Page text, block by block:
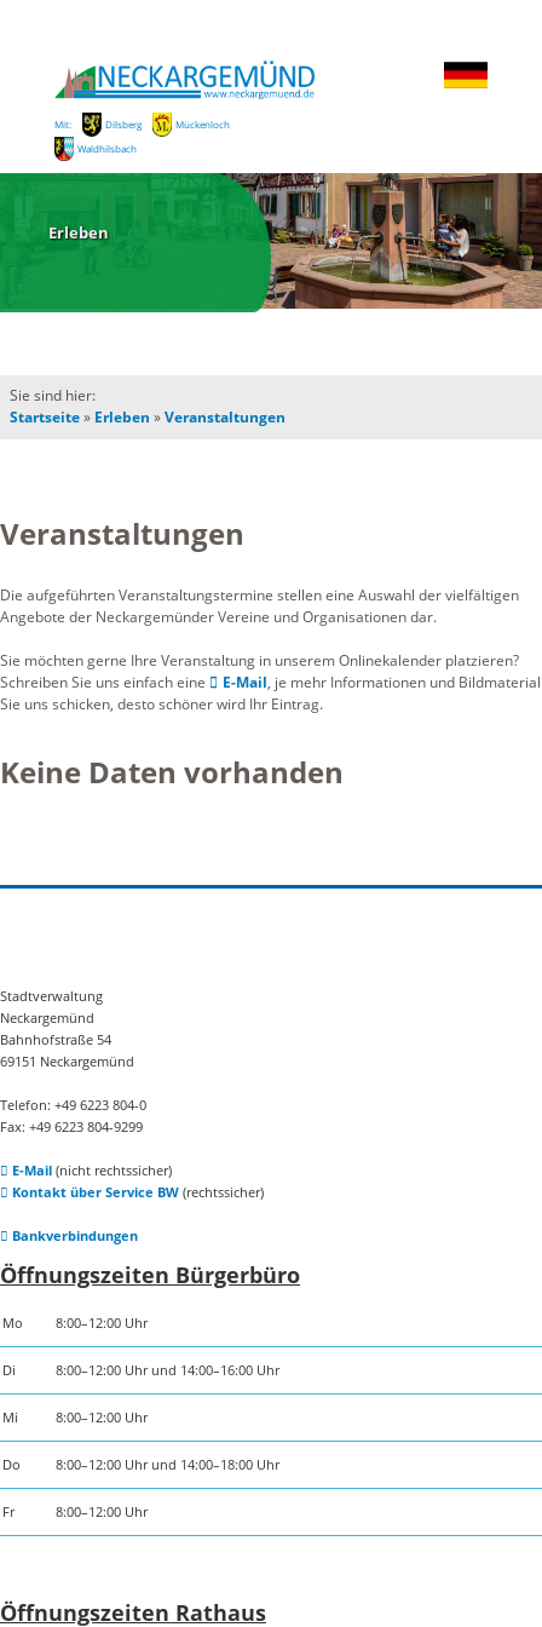
Mit: Dilsberg
Mückenloch
Waldhilsbach
Erleben
Sie sind hier:
Startseite» Erleben »Veranstaltungen
Veranstaltungen
Die aufgeführten Veranstaltungstermine stellen eine Auswahl der vielfältigen
Angebote der Neckargemünder Vereine und Organisationen dar.
Sie möchten gerne Ihre Veranstaltung in unserem Onlinekalender platzieren?
Schreiben Sie uns einfach eine
E-Mail, je mehr Informationen und Bildmaterial
Sie uns schicken, desto schöner wird Ihr Eintrag.
Keine Daten vorhanden
Stadtverwaltung
Neckargemünd
Bahnhofstraße 54
69151 Neckargemünd
Telefon: +49 6223 804-0
Fax: +49 6223 804-9299
E-Mail(nicht rechtssicher)
Kontakt über Service BW(rechtssicher)
Bankverbindungen
Öffnungszeiten Bürgerbüro
Mo 8:00–12:00 Uhr
Di 8:00–12:00 Uhr und 14:00–16:00 Uhr
Mi 8:00–12:00 Uhr
Do 8:00–12:00 Uhr und 14:00–18:00 Uhr
Fr 8:00–12:00 Uhr
Öffnungszeiten Rathaus